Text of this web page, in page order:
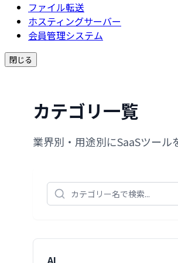
ファイル転送
ホスティングサーバー
会員管理システム
閉じる
カテゴリ一覧
業界別・用途別にSaaSツー
AI